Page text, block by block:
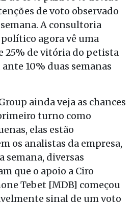
de voto observado
A consultoria
agora vê uma
25% de vitória do petista
10% duas semanas
ainda veja as chances
turno como
elas estão
os analistas da empresa,
semana, diversas
que o apoio a Ciro
Tebet [MDB] começou
sinal de um voto